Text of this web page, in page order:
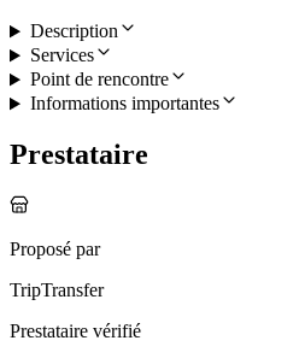
Description
Services
Point de rencontre
Informations importantes
Prestataire
Proposé par
TripTransfer
Prestataire vérifié